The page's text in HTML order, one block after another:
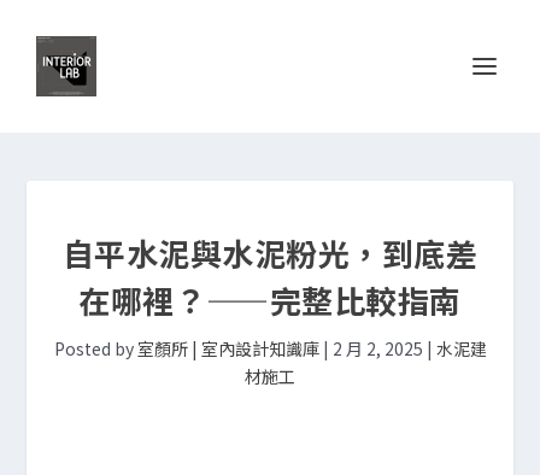
自平水泥與水泥粉光，到底差
在哪裡？——完整比較指南
Posted by 室顏所 | 室內設計知識庫| 2 月 2, 2025 | 水泥建
材施工